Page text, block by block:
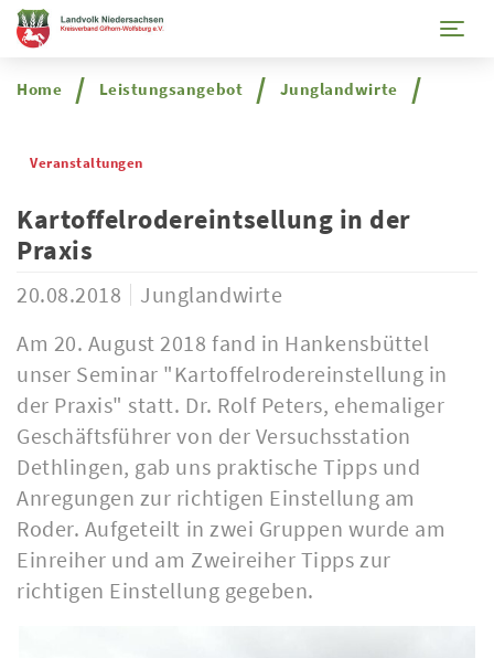
Home Leistungsangebot Junglandwirte
Veranstaltungen
Kartoffelrodereintsellung in der
Praxis
20.08.2018
Junglandwirte
Am 20. August 2018 fand in Hankensbüttel
unser Seminar "Kartoffelrodereinstellung in
der Praxis" statt. Dr. Rolf Peters, ehemaliger
Geschäftsführer von der Versuchsstation
Dethlingen, gab uns praktische Tipps und
Anregungen zur richtigen Einstellung am
Roder. Aufgeteilt in zwei Gruppen wurde am
Einreiher und am Zweireiher Tipps zur
richtigen Einstellung gegeben.